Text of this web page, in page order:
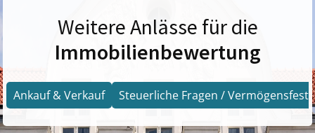
Weitere Anlässe für die
Immobilienbewertung
Ankauf & Verkauf Steuerliche Fragen /